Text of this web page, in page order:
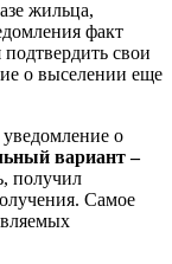
жильца,
факт
свои
о выселении еще
о
вариант –
получил
Самое